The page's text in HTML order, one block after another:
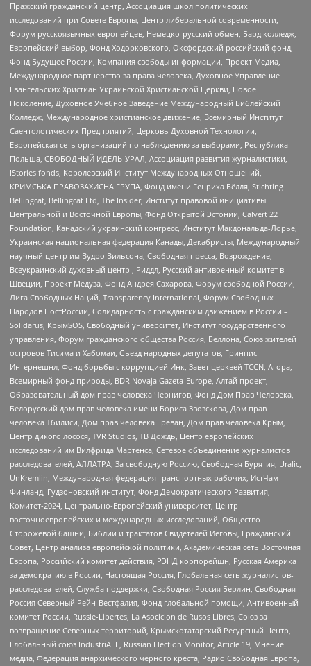
Пражский гражданский центр, Ассоциация школ политических
исследований при Совете Европы, Центр либеральной современности,
Форум русскоязычных европейцев, Немецко-русский обмен, Бард колледж,
Европейский выбор, Фонд Ходорковского, Оксфордский российский фонд,
Фонд Будущее России, Компания свободы информации, Проект Медиа,
Международное партнерство за права человека, Духовное Управление
Евангельских Христиан Украинской Христианской Церкви, Новое
Поколение, Духовное Учебное Заведение Международный Библейский
Колледж, Международное христианское движение, Всемирный Институт
Саентологических Предприятий, Церковь Духовной Технологии,
Европейская сеть организаций по наблюдению за выборами, Республика
Польша, СВОБОДНЫЙ ИДЕЛЬ-УРАЛ, Ассоциация развития журналистики,
IStories fonds, Королевский Институт Международных Отношений,
КРИМСЬКА ПРАВОЗАХИСНА ГРУПА, Фонд имени Генриха Бёлля, Stichting
Bellingcat, Bellingcat Ltd, The Insider, Институт правовой инициативы
Центральной и Восточной Европы, Фонд Открытой Эстонии, Calvert 22
Foundation, Канадский украинский конгресс, Институт Макдональда-Лорье,
Украинская национальная федерация Канады, Декабристы, Международный
научный центр им Вудро Вильсона, Свободная пресса, Возрождение,
Всеукраинский духовный центр , Риддл, Русский антивоенный комитет в
Швеции, Проект Медуза, Фонд Андрея Сахарова, Форум свободной России,
Лига Свободных Наций, Transparеncy International, Форум Свободных
Народов ПостРоссии, Солидарность с гражданским движением в России –
Solidarus, КрымSOS, Свободный университет, Институт государственного
управления, Форум гражданского общества Россия, Беллона, Союз жителей
островов Тисима и Хабомаи, Съезд народных депутатов, Гринпис
Интернешнл, Фонд борьбы с коррупцией Инк, Завет церквей TCCN, Агора,
Всемирный фонд природы, BDR Novaja Gazeta-Europe, Алтай проект,
Образовательный дом прав человека Чернигов, Фонд Дом Прав Человека,
Белорусский дом прав человека имени Бориса Звозскова, Дом прав
человека Тбилиси, Дом прав человека Ереван, Дом прав человека Крым,
Центр дикого лосося, TVR Studios, ТВ Дождь, Центр европейских
исследований им Вилфрида Мартенса, Сетевое объединение журналистов
расследователей, АЛЛАТРА, За свободную Россию, Свободная Бурятия, Uralic,
UnKremlin, Международная федерация транспортных рабочих, ИстЧам
Финланд, Гудзоновский институт, Фонд Демократического Развития,
Комитет-2024, Центрально-Европейский университет, Центр
восточноевропейских и международных исследований, Общество
Сторожевой башни, Библии и трактатов Свидетелей Иеговы, Гражданский
Совет, Центр анализа европейской политики, Академическая сеть Восточная
Европа, Российский комитет действия, РЭНД корпорейшн, Русская Америка
за демократию в России, Настоящая Россия, Глобальная сеть журналистов-
расследователей, Служба поддержки, Свободная Россия Берлин, Свободная
Россия Северный Рейн-Вестфалия, Фонд глобальной помощи, Антивоенный
комитет России, Russie-Libertes, La Asocicion de Rusos Libres, Союз за
возвращение Северных территорий, Крымскотатарский Ресурсный Центр,
Глобальный союз IndustriALL, Russian Election Monitor, Article 19, Мнение
медиа, Федерация анархического черного креста, Радио Свободная Европа,